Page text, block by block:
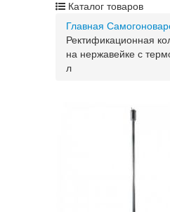
Каталог товаров
Главная
Ректификационная
на нержавейке с
л